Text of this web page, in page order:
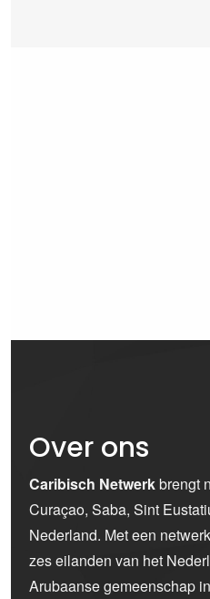
Over ons
Caribisch Netwerkbrengt
Curaçao, Saba, Sint
Nederland. Met een
zes eilanden van het
Arubaanse gemeenschap